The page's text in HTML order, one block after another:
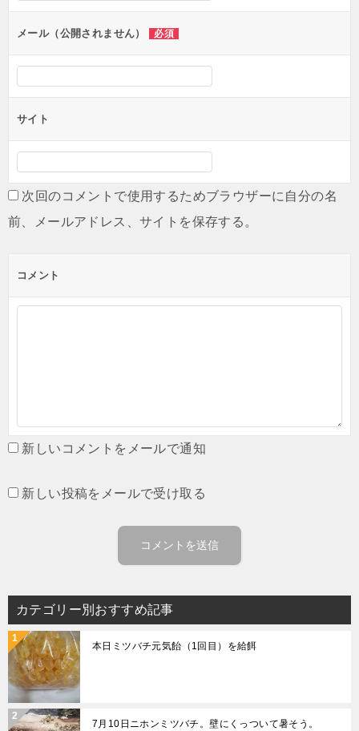
メール（公開されません） 必須
サイト
次回のコメントで使用するためブラウザーに自分の名
前、メールアドレス、サイトを保存する。
コメント
新しいコメントをメールで通知
新しい投稿をメールで受け取る
カテゴリー別おすすめ記事
本日ミツバチ元気飴（1回目）を給餌
7月10日ニホンミツバチ。壁にくっついて暑そう。